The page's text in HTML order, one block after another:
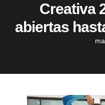
Creativa
abiertas